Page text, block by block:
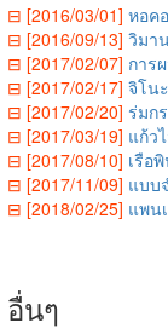
⊟ [2016/03/01] หอค
⊟ [2016/09/13] วิมา
⊟ [2017/02/07] การ
⊟ [2017/02/17] จิโน
⊟ [2017/02/20] ร่มก
⊟ [2017/03/19] แก้ว
⊟ [2017/08/10] เรือ
⊟ [2017/11/09] แบบ
⊟ [2018/02/25] แพน
อื่นๆ